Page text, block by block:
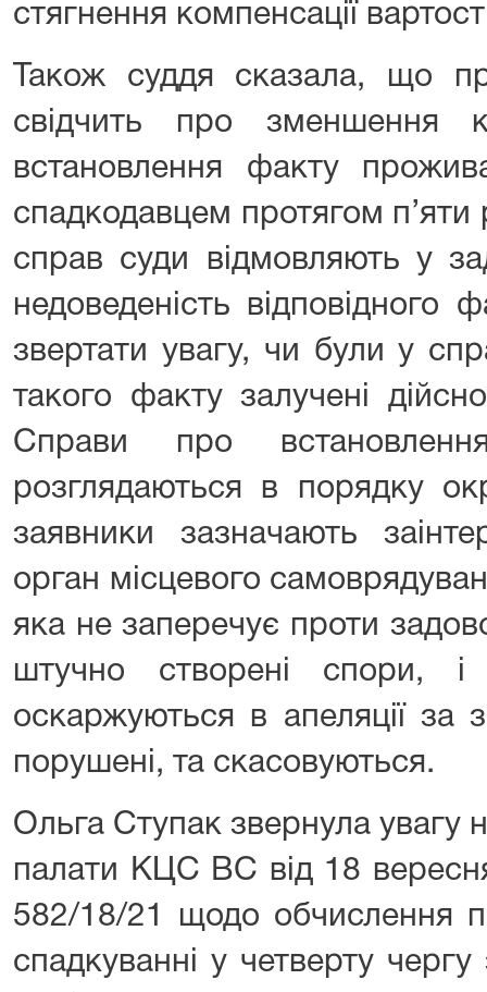
стягнення компенсації
Також суддя сказала, що
свідчить про зменшення
встановлення факту
спадкодавцем протягом п’яти
справ суди відмовляють у
недоведеність відповідного
звертати увагу, чи були у
такого факту залучені
Справи про
розглядаються в порядку
заявники зазначають
орган місцевого
яка не заперечує проти
штучно створені спори, і
оскаржуються в апеляції за
порушені, та скасовуються.
Ольга Ступак звернула увагу
палати КЦС ВС від 18
582/18/21 щодо обчислення
спадкуванні у четверту чергу